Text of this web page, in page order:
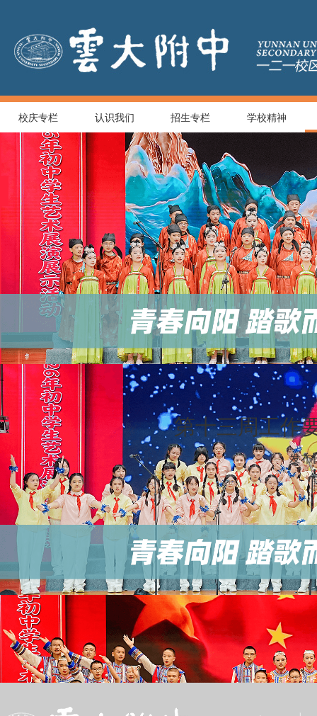
校庆专栏 认识我们 招生专栏 学校精神
第十三周工作
发布